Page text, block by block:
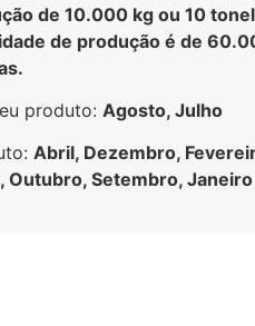
de 10.000 kg ou 10
de produção é de
produto: Agosto, Julho
Abril, Dezembro,
Outubro, Setembro, Janeiro